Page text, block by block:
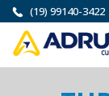
(19) 99140-3422